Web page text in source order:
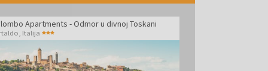
Apartments - Odmor u divnoj Toskani
Italija